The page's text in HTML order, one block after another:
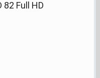
Full HD